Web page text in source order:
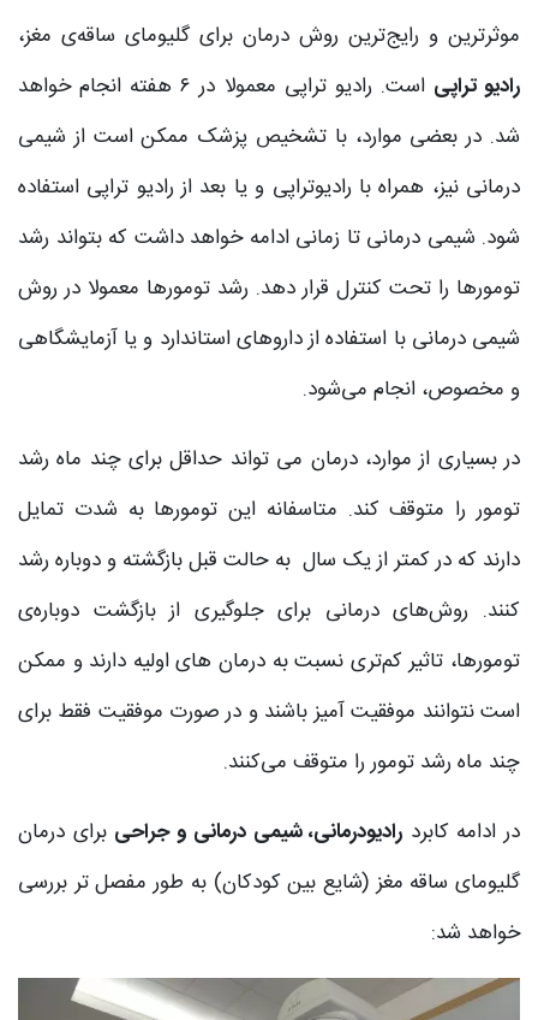
موثرترین و رایج‌ترین روش درمان برای گلیومای ساقه‌ی مغز،
رادیو تراپی
است. رادیو تراپی معمولا در ۶ هفته انجام خواهد
شد. در بعضی موارد، با تشخیص پزشک ممکن است از شیمی
درمانی نیز، همراه با رادیوتراپی و یا بعد از رادیو تراپی استفاده
شود. شیمی درمانی تا زمانی ادامه خواهد داشت که بتواند رشد
تومورها را تحت کنترل قرار دهد. رشد تومورها معمولا در روش
شیمی درمانی با استفاده از داروهای استاندارد و یا آزمایشگاهی
و مخصوص، انجام می‌شود.
در بسیاری از موارد، درمان می تواند حداقل برای چند ماه رشد
تومور را متوقف کند. متاسفانه این تومورها به شدت تمایل
دارند که در کمتر از یک سال به حالت قبل بازگشته و دوباره رشد
کنند. روش‌های درمانی برای جلوگیری از بازگشت دوباره‌ی
تومورها، تاثیر کم‌تری نسبت به درمان های اولیه دارند و ممکن
است نتوانند موفقیت آمیز باشند و در صورت موفقیت فقط برای
چند ماه رشد تومور را متوقف می‌کنند.
در ادامه کابرد رادیودرمانی، شیمی درمانی و جراحی برای درمان
گلیومای ساقه مغز (شایع بین کودکان) به طور مفصل تر بررسی
خواهد شد: